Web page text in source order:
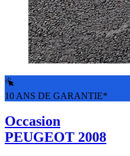
10 ANS DE GARANTIE*
Occasion
PEUGEOT 2008